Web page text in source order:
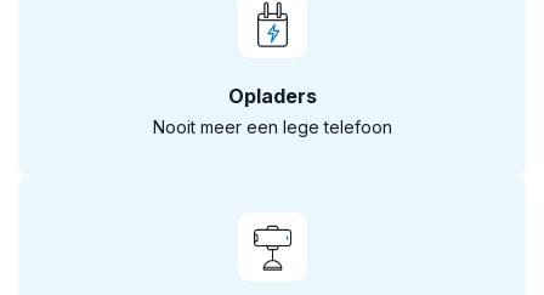
Opladers
Nooit meer een lege telefoon